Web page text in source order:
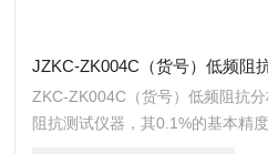
JZKC-ZK004C（货号）低频阻
ZKC-ZK004C（货号）低频阻抗
阻抗测试仪器，其0.1%的基本精